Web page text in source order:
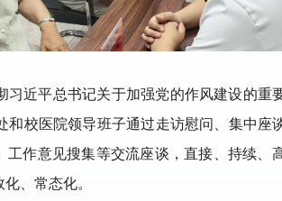
习近平总书记关于加强党的作风建设的重
和校医院领导班子通过走访慰问、集中座
工作意见搜集等交流座谈，直接、持续、
、常态化。